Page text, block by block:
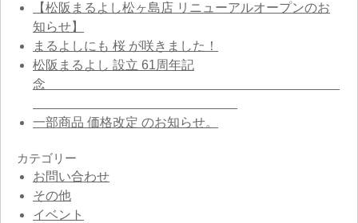
【松阪まるよし松ヶ島店 リニューアルオープンのお
知らせ】
まるよしにも 桜 が咲きました！
松阪まるよし 設立 61周年記
念
一部商品 価格改定 のお知らせ。
カテゴリー
お問い合わせ
その他
イベント